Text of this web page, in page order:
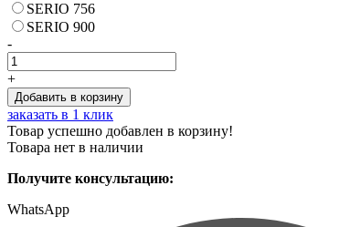
SERIO 756
SERIO 900
-
+
заказать в 1 клик
Товар успешно добавлен в корзину!
Товара нет в наличии
Получите консультацию:
WhatsApp